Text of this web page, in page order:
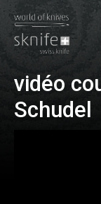
vidéo
Schudel